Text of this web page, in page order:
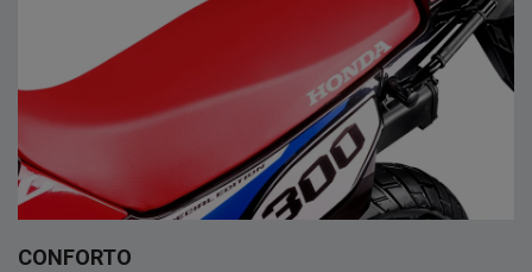
CONFORTO